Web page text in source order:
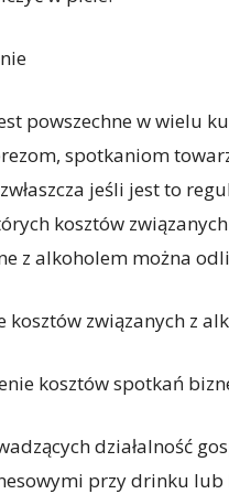
powszechne w wielu
spotkaniom
jeśli jest to
kosztów
z alkoholem można
kosztów związanych z
kosztów spotkań
działalność
przy drinku